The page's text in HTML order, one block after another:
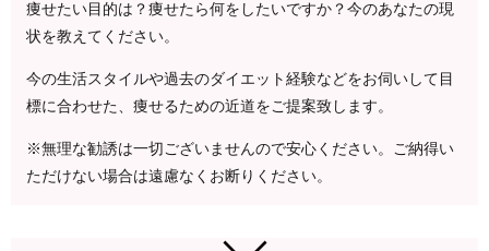
痩せたい目的は？痩せたら何をしたいですか？ 今のあなたの現
状を教えてください。
今の生活スタイルや過去のダイエット経験などをお伺いして目
標に合わせた、 痩せるための近道をご提案致します。
※無理な勧誘は一切ございませんので安心ください。ご納得い
ただけない場合は遠慮なくお断りください。